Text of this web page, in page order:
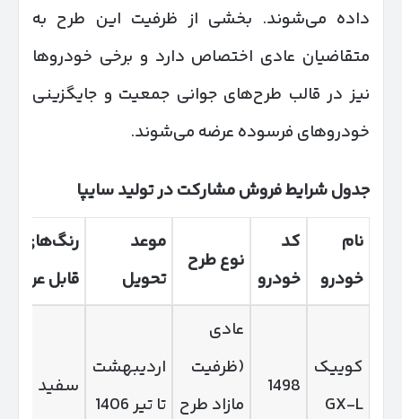
داده می‌شوند. بخشی از ظرفیت این طرح به
متقاضیان عادی اختصاص دارد و برخی خودروها
نیز در قالب طرح‌های جوانی جمعیت و جایگزینی
خودروهای فرسوده عرضه می‌شوند.
جدول شرایط فروش مشارکت در تولید سایپا
نام
خودرو
کد
خودرو
نوع طرح
موعد
تحویل
رنگ‌های
قابل عرضه
کوییک
GX‑L
1498
عادی
(ظرفیت
مازاد طرح
اردیبهشت
تا تیر 1406
سفید